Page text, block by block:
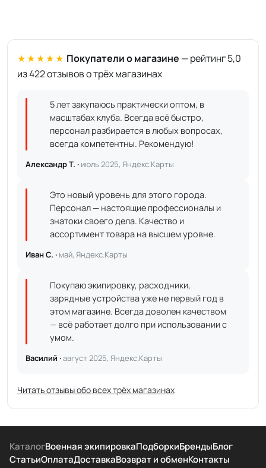
★★★★★ Покупатели о магазине — рейтинг 5,0
из 422 отзывов о трёх магазинах
5 лет закупаюсь практически оптом, в
масштабах клуба. Всегда всё быстро,
персонал разбирается в любых вопросах,
всегда компетентны. Рекомендую!
Александр Т. · июль 2025, Яндекс.Карты
Это новый уровень для этого города.
Персонал — настоящие профессионалы и
знатоки своего дела. Качество и
ассортимент товара на высшем уровне.
Иван С. · май, Яндекс.Карты
Покупаю экипировку, расходники,
зарядные устройства уже не первый год в
этом магазине. Всегда доволен качеством
— всё работает долго при использовании с
умом.
Василий ·август 2025, Яндекс.Карты
Читать отзывы обо всех трёх магазинах
КаталогВоенная экипировкаПодборкиБрендыБлог
СтатьиОплатаДоставкаВозврат и обменКонтакты